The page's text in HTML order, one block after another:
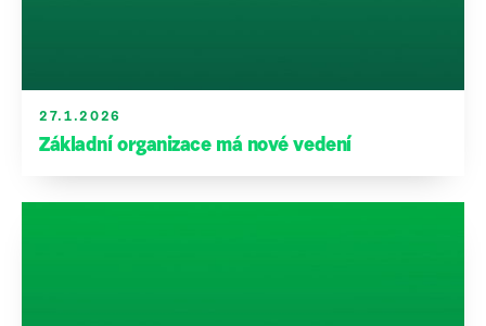
27.1.2026
Základní organizace má nové vedení